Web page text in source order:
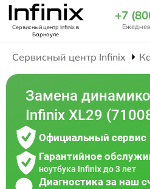
Сервисный центр Infinixв
Барнауле
+7
Сервисный центр Infinix
Замена
Infinix XL29
Официальный сервис
Гарантийное
ноутбука Infinix до 3 лет
Диагностика за наш